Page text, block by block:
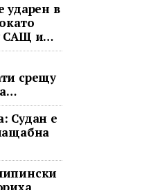
ударен в
САЩ и
срещу
Судан е